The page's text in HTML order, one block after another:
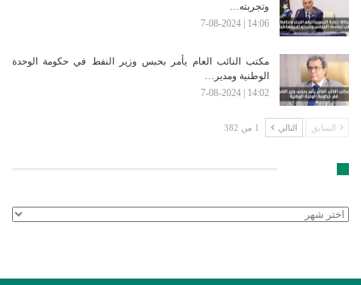
وتجربته…
14:06 | 7-08-2024
مكتب النائب العام يأمر بحبس وزير النفط في حكومة الوحدة
الوطنية ومدير…
14:02 | 7-08-2024
السابق التالي 1 من 382
الأرشيف